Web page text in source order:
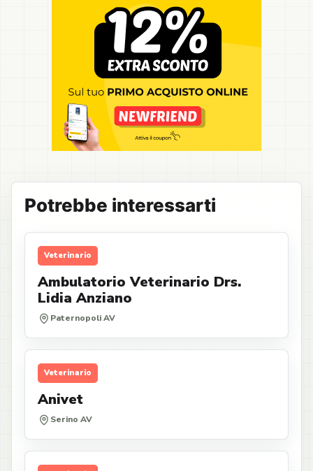
Potrebbe interessarti
Veterinario
Ambulatorio Veterinario Drs.
Lidia Anziano
Paternopoli AV
Veterinario
Anivet
Serino AV